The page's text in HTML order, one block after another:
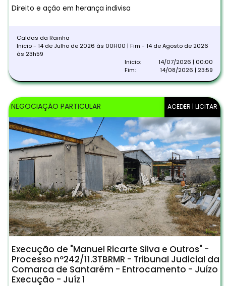
Direito e ação em herança indivisa
Caldas da Rainha
Inicio - 14 de Julho de 2026 às 00H00 | Fim - 14 de Agosto de 2026
às 23h59
Inicio:
14/07/2026 | 00:00
Fim:
14/08/2026 | 23:59
ACEDER | LICITAR
NEGOCIAÇÃO PARTICULAR
Execução de "Manuel Ricarte Silva e Outros" -
Processo nº242/11.3TBRMR - Tribunal Judicial da
Comarca de Santarém - Entrocamento - Juízo
Execução - Juíz 1